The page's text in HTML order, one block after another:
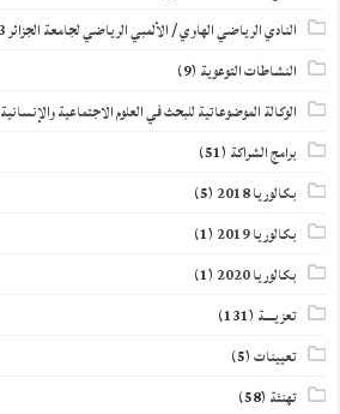
النادي الرياضي الهاوي / الألمبي الرياضي لجامعة الجزائر 3
النشاطات التوعوية (9)
الوكالة الموضوعاتية للبحث في العلوم الاجتماعية والإنسانية
برامج الشراكة (51)
بكالوريا 2018
(5)
بكالوريا 2019
(1)
بكالوريا 2020
(1)
تعزيــــة (131)
تعيينات(5)
تهنئة (58)